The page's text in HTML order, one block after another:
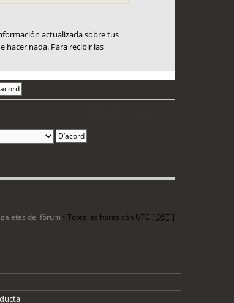
actualizada sobre tus
hacer nada. Para recibir las
del fòrum • Totes les hores són UTC [ DST]